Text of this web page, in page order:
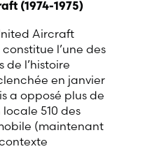
(1974-1975)
Aircraft
l’une des
de l’histoire
en janvier
a opposé plus de
510 des
(maintenant